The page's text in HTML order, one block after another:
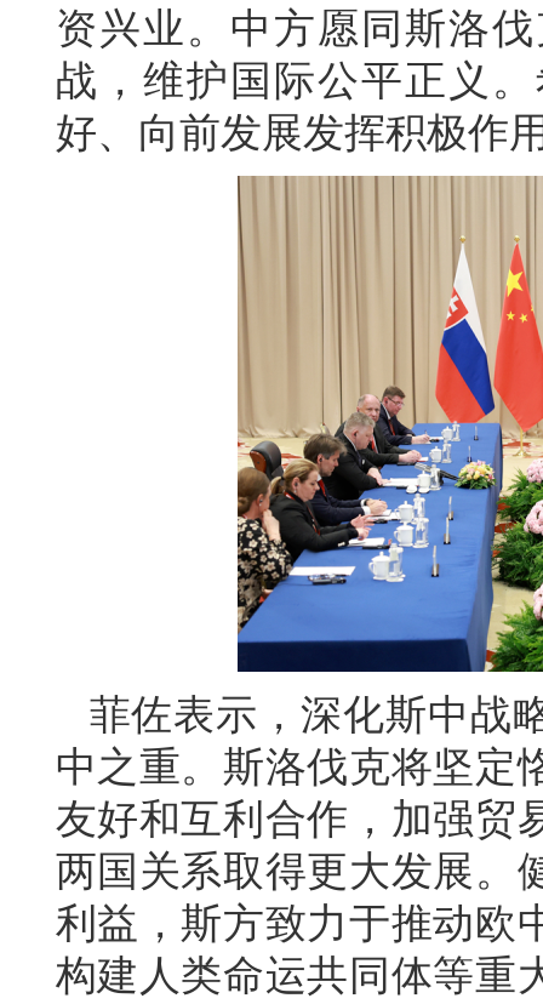
资兴业。中方愿同斯洛
战，维护国际公平正义
好、向前发展发挥积极作
菲佐表示，深化斯中战
中之重。斯洛伐克将坚定
友好和互利合作，加强贸
两国关系取得更大发展。
利益，斯方致力于推动欧
构建人类命运共同体等重